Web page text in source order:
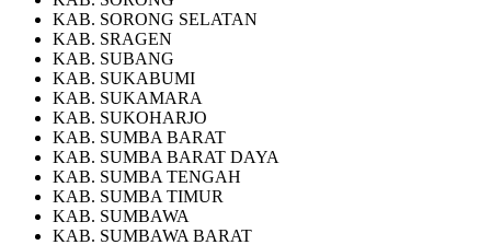
KAB. SORONG SELATAN
KAB. SRAGEN
KAB. SUBANG
KAB. SUKABUMI
KAB. SUKAMARA
KAB. SUKOHARJO
KAB. SUMBA BARAT
KAB. SUMBA BARAT DAYA
KAB. SUMBA TENGAH
KAB. SUMBA TIMUR
KAB. SUMBAWA
KAB. SUMBAWA BARAT